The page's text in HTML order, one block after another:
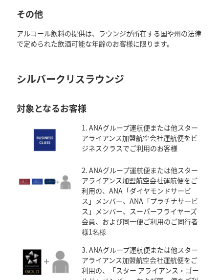
その他
アルコール飲料の提供は、ラウンジが所在する国や州の法律
で定められた飲酒可能な年齢のお客様に限ります。
シルバークリスラウンジ
対象となるお客様
1. ANAグループ運航便または他スター
アライアンス加盟航空会社運航便をビ
ジネスクラスでご利用のお客様
2. ANAグループ運航便または他スター
アライアンス加盟航空会社運航便をご
利用の、ANA「ダイヤモンドサービ
ス」メンバー、ANA「プラチナサービ
ス」メンバー、スーパーフライヤーズ
会員、および同一便ご利用のご同行者
様1名様
3. ANAグループ運航便または他スター
アライアンス加盟航空会社運航便をご
利用の、「スター アライアンス・ゴー